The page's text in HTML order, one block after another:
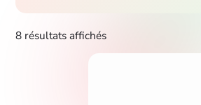
8 résultats affichés